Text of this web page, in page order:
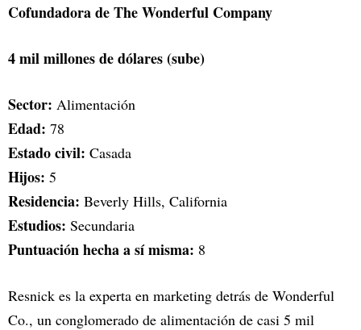
Cofundadora de The Wonderful Company
4 mil millones de dólares (sube)
Sector: Alimentación
Edad: 78
Estado civil: Casada
Hijos: 5
Residencia: Beverly Hills, California
Estudios: Secundaria
Puntuación hecha a sí misma: 8
Resnick es la experta en marketing detrás de Wonderful
Co., un conglomerado de alimentación de casi 5 mil